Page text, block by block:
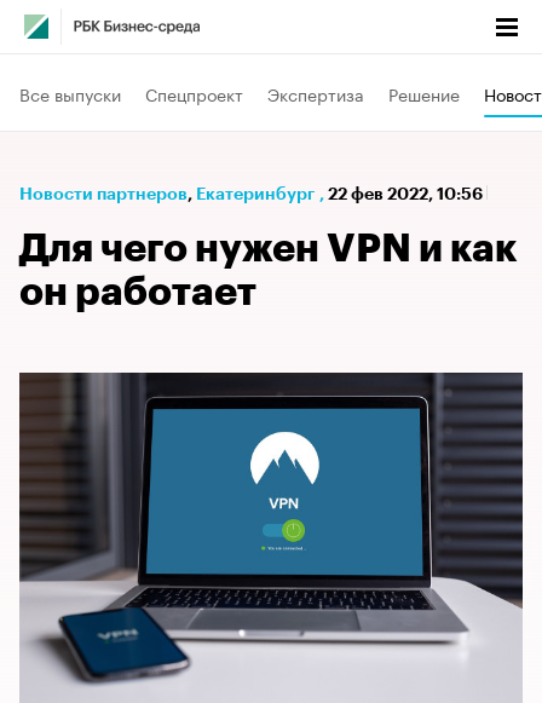
Все выпуски Спецпроект Экспертиза Решение
Новости партнеров⁠, Екатеринбург , 22 фев 2022, 10:56
Для чего нужен VPN и как
он работает